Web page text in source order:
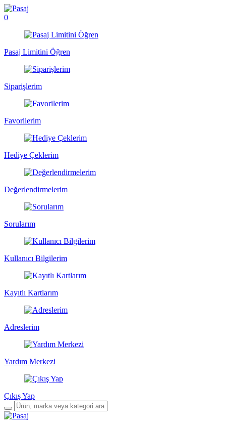
0
Pasaj Limitini Öğren
Siparişlerim
Favorilerim
Hediye Çeklerim
Değerlendirmelerim
Sorularım
Kullanıcı Bilgilerim
Kayıtlı Kartlarım
Adreslerim
Yardım Merkezi
Çıkış Yap